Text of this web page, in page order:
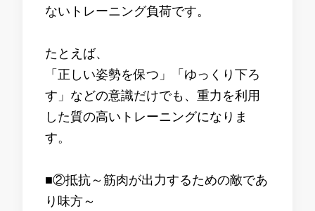
ないトレーニング負荷です。
たとえば、
「正しい姿勢を保つ」「ゆっくり下ろ
す」などの意識だけでも、重力を利用
した質の高いトレーニングになりま
す。
■②抵抗～筋肉が出力するための敵であ
り味方～